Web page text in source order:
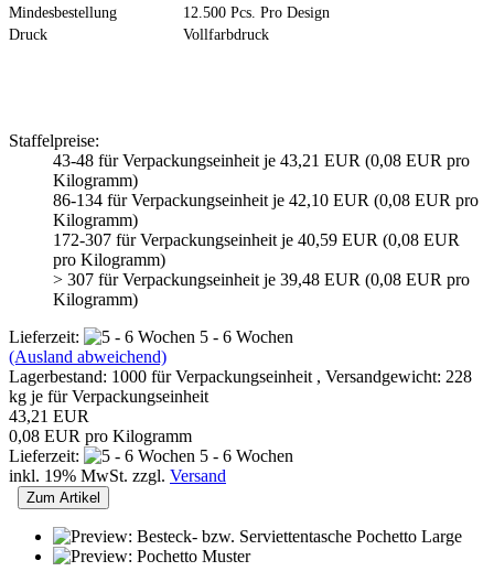
Mindesbestellung
12.500 Pcs. Pro Design
Druck
Vollfarbdruck
Staffelpreise:
43-48 für Verpackungseinheit je 43,21 EUR (0,08 EUR pro
Kilogramm)
86-134 für Verpackungseinheit je 42,10 EUR (0,08 EUR pro
Kilogramm)
172-307 für Verpackungseinheit je 40,59 EUR (0,08 EUR
pro Kilogramm)
> 307 für Verpackungseinheit je 39,48 EUR (0,08 EUR pro
Kilogramm)
Lieferzeit:
5 - 6 Wochen
(Ausland abweichend)
Lagerbestand: 1000 für Verpackungseinheit , Versandgewicht: 228
kg je für Verpackungseinheit
43,21 EUR
0,08 EUR pro Kilogramm
Lieferzeit:
5 - 6 Wochen
inkl. 19% MwSt. zzgl. Versand
Zum Artikel